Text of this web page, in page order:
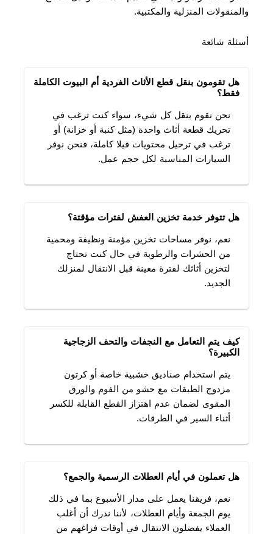
والمنقولات المنزلية والمكتبية.
أسئلة شائعة
هل تقومون بنقل قطع الأثاث الفردية أم البيوت الكاملة
فقط؟
نحن نقوم بنقل كل شيء، سواء كنت ترغب في
تحريك قطعة أثاث واحدة (مثل كنبة أو خزانة) أو
ترغب في ترحيل محتويات فيلا كاملة، فنحن نوفر
السيارات المناسبة لكل حجم عمل.
هل تتوفر خدمة تخزين العفش لفترات مؤقتة؟
نعم، نوفر مساحات تخزين مؤمنة ونظيفة ومحمية
من الحشرات والرطوبة في حال كنت تحتاج
لتخزين أثاثك لفترة معينة قبل الانتقال لمنزلك
الجديد.
كيف يتم التعامل مع النجفات والتحف الزجاجية
الكبيرة؟
يتم استخدام صناديق خشبية خاصة أو كرتون
مزدوج الطبقات مع حشو من الفوم والورق
المقوى لضمان عدم اهتزاز القطع القابلة للكسر
أثناء السير في الطرقات.
هل تعملون في أيام العطلات الرسمية والجمع؟
نعم، فريقنا يعمل على مدار الأسبوع بما في ذلك
يوم الجمعة وأيام العطلات، لأننا ندرك أن أغلب
العملاء يفضلون الانتقال في أوقات فراغهم من